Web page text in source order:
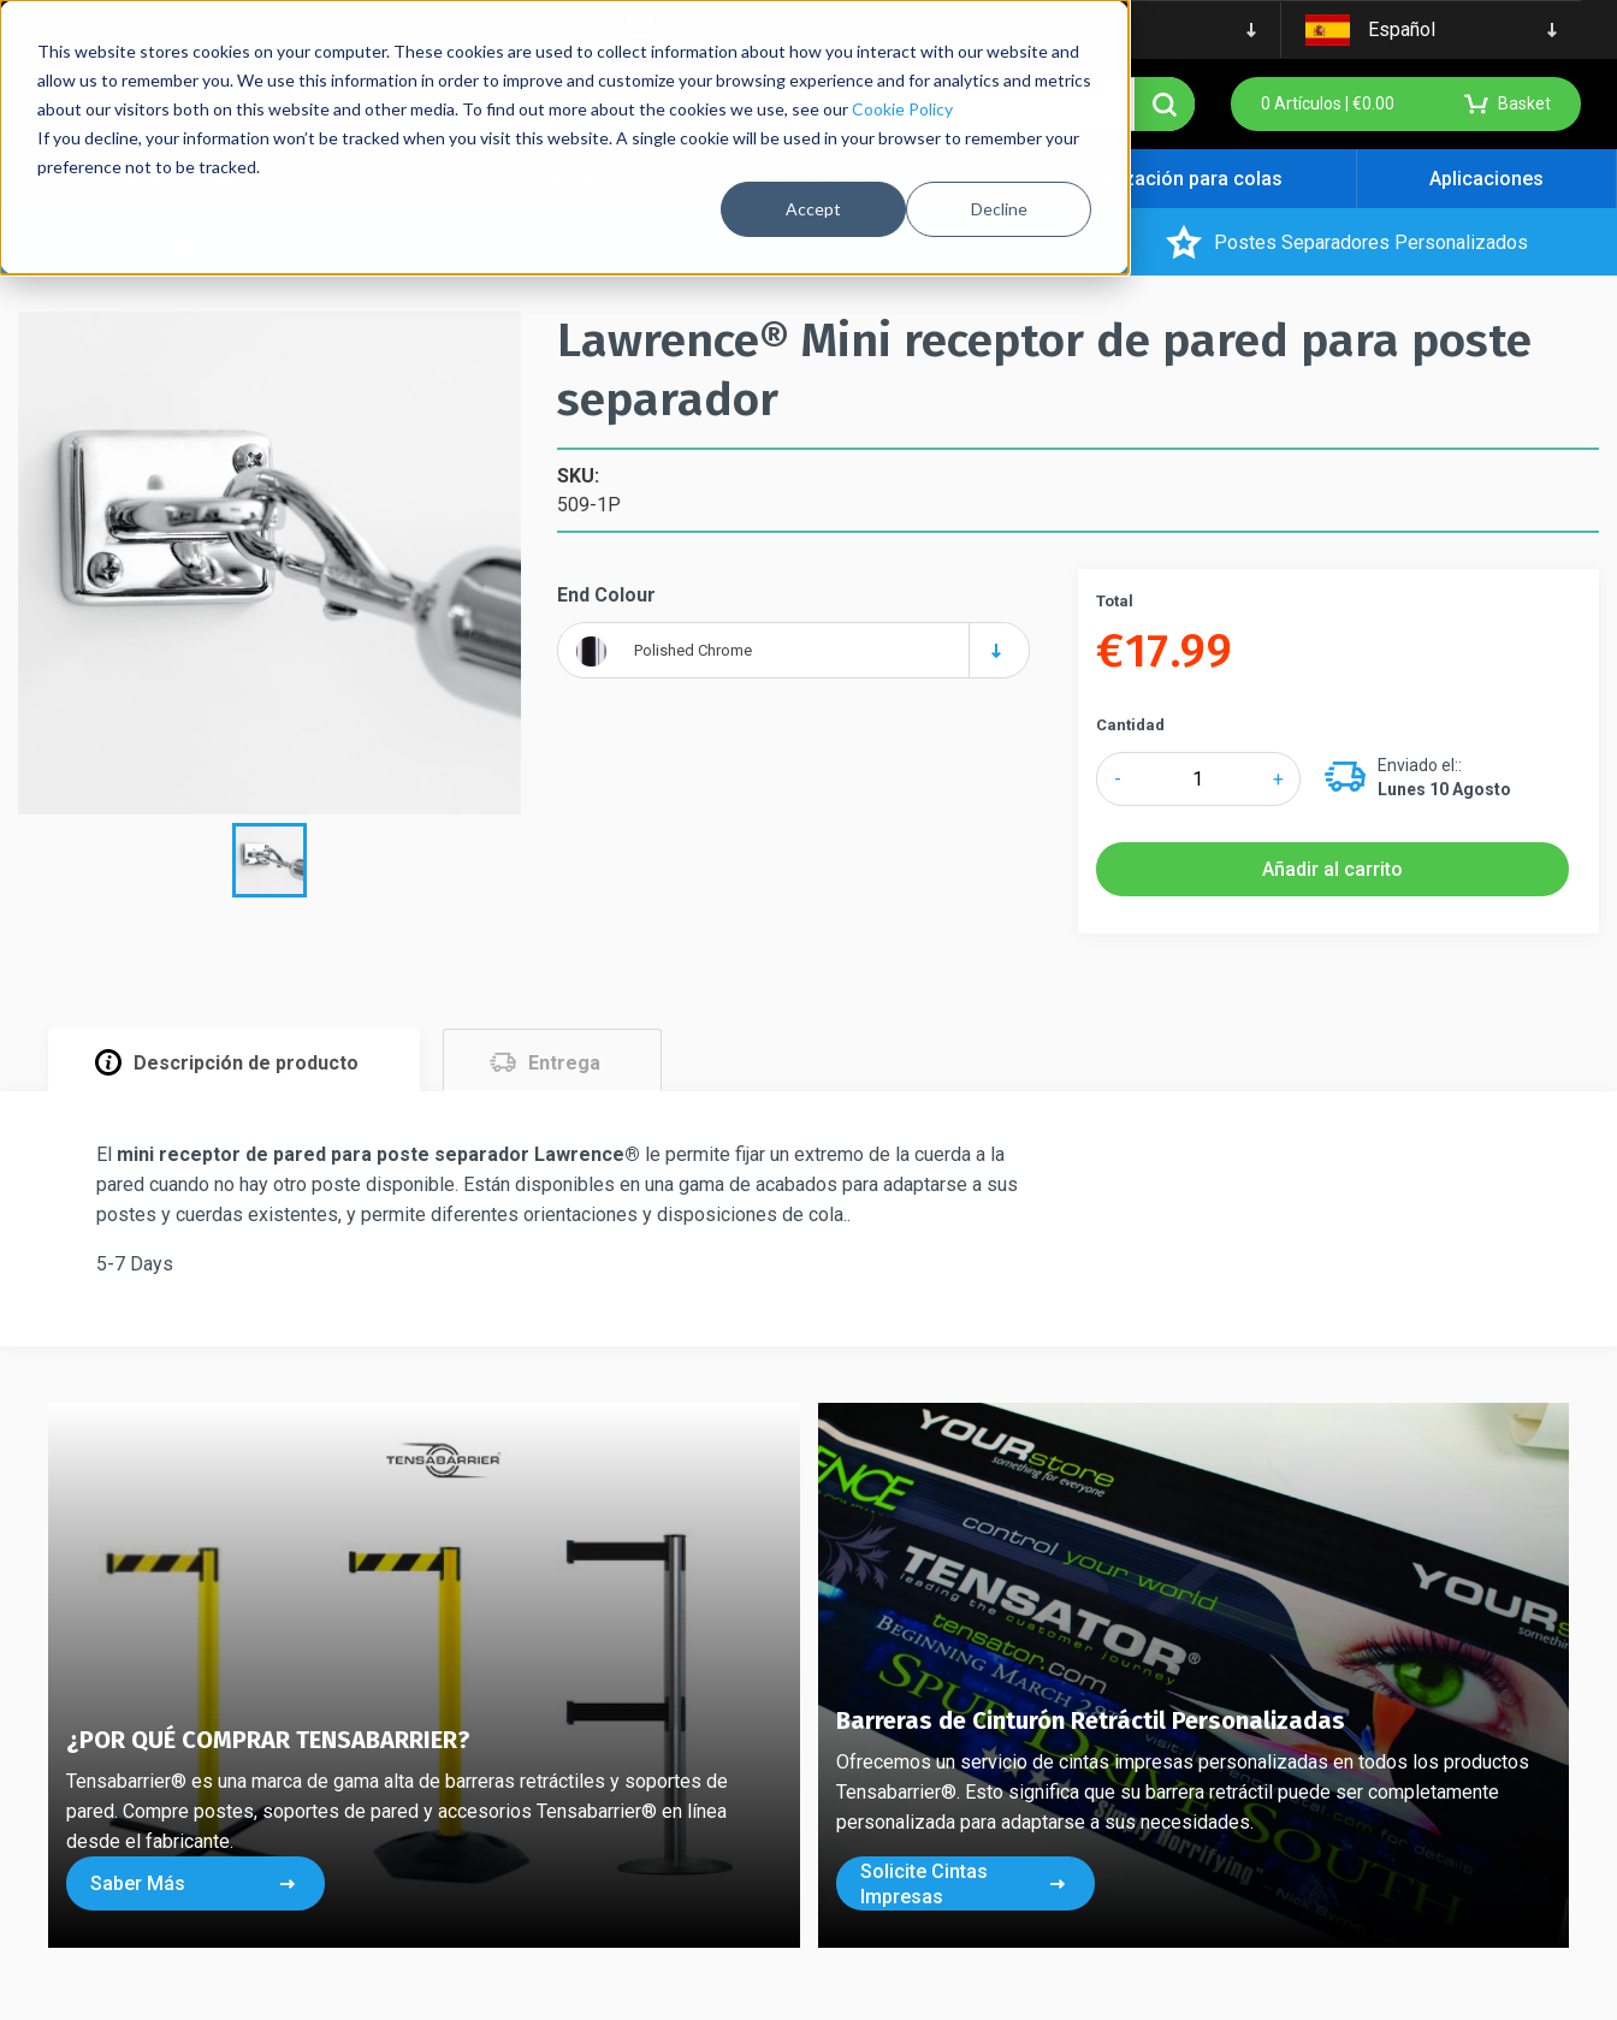
This website stores cookies on your computer. These cookies are used to collect information about how you interact with our website and
allow us to remember you. We use this information in order to improve and customize your browsing experience and for analytics and metrics
about our visitors both on this website and other media. To find out more about the cookies we use, see ourCookie Policy
If you decline, your information won’t be tracked when you visit this website. A single cookie will be used in your browser to remember your
preference not to be tracked.
Accept Decline
Español
0 Artículos | €0.00 Basket
Postes para colas Postes de Seguridad Señalización para colas Aplicaciones
Presupuesto sin compromiso Postes Separadores Personalizados
Lawrence® Mini receptor de pared para poste
separador
SKU:
509-1P
End Colour
Polished Chrome
Total
€17.99
Cantidad
- +
Enviado el::
Lunes 10 Agosto
Añadir al carrito
Descripción de producto Entrega
El mini receptor de pared para poste separador Lawrence® le permite fijar un extremo de la cuerda a la
pared cuando no hay otro poste disponible. Están disponibles en una gama de acabados para adaptarse a sus
postes y cuerdas existentes, y permite diferentes orientaciones y disposiciones de cola..
5-7 Days
¿POR QUÉ COMPRAR TENSABARRIER?
Tensabarrier® es una marca de gama alta de barreras retráctiles y soportes de
pared. Compre postes, soportes de pared y accesorios Tensabarrier® en línea
desde el fabricante.
Saber Más
Barreras de Cinturón Retráctil Personalizadas
Ofrecemos un servicio de cintas impresas personalizadas en todos los productos
Tensabarrier®. Esto significa que su barrera retráctil puede ser completamente
personalizada para adaptarse a sus necesidades.
Solicite Cintas
Impresas